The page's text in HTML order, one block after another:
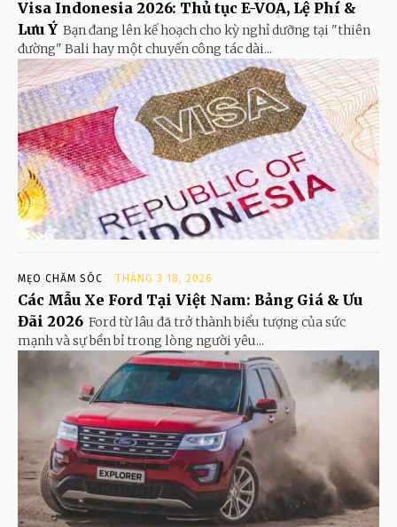
Visa Indonesia 2026: Thủ tục E-VOA, Lệ Phí &
Lưu Ý Bạn đang lên kế hoạch cho kỳ nghỉ dưỡng tại "thiên
đường" Bali hay một chuyến công tác dài...
MẸO CHĂM SÓC THÁNG 3 18, 2026
Các Mẫu Xe Ford Tại Việt Nam: Bảng Giá & Ưu
Đãi 2026 Ford từ lâu đã trở thành biểu tượng của sức
mạnh và sự bền bỉ trong lòng người yêu...